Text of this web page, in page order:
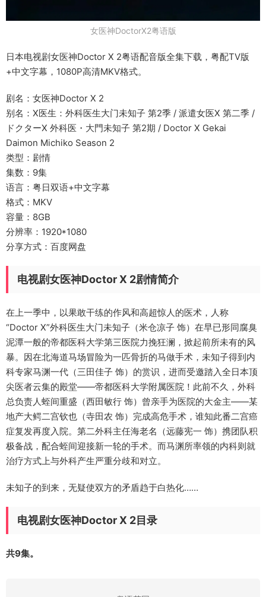
女医神DoctorX2粤语版
日本电视剧女医神Doctor X 2粤语配音版全集下载，粤配TV版
+中文字幕，1080P高清MKV格式。
剧名：女医神Doctor X 2
别名：X医生：外科医生大门未知子 第2季 / 派遣女医X 第二季 /
ドクターX 外科医・大門未知子 第2期 / Doctor X Gekai
Daimon Michiko Season 2
类型：剧情
集数：9集
语言：粤日双语+中文字幕
格式：MKV
容量：8GB
分辨率：1920*1080
分享方式：百度网盘
电视剧女医神Doctor X 2剧情简介
在上一季中，以果敢干练的作风和高超惊人的医术，人称
“Doctor X”外科医生大门未知子（米仓凉子 饰）在早已形同腐臭
泥潭一般的帝都医科大学第三医院力挽狂澜，掀起前所未有的风
暴。因在北海道马场冒险为一匹骨折的马做手术，未知子得到内
科专家马渊一代（三田佳子 饰）的赏识，进而受邀踏入全日本顶
尖医者云集的殿堂——帝都医科大学附属医院！此前不久，外科
总负责人蛭间重盛（西田敏行 饰）曾亲手为医院的大金主——某
地产大鳄二宫钦也（寺田农 饰）完成高危手术，谁知此番二宫癌
症复发再度入院。第二外科主任海老名（远藤宪一 饰）携团队积
极备战，配合蛭间迎接新一轮的手术。而马渊所率领的内科则就
治疗方式上与外科产生严重分歧和对立。
未知子的到来，无疑使双方的矛盾趋于白热化……
电视剧女医神Doctor X 2目录
共9集。